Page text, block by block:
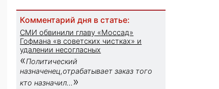
Комментарий дня в статье:
СМИ обвинили главу «Моссад»
Гофмана «в советских чистках» и
удалении несогласных
«Политический
назначенец,отрабатывает заказ того
кто назначил... »